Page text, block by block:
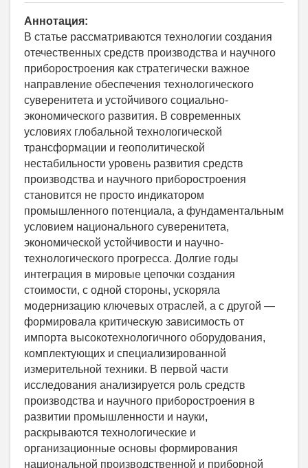
Аннотация:
В статье рассматриваются технологии создания
отечественных средств производства и научного
приборостроения как стратегически важное
направление обеспечения технологического
суверенитета и устойчивого социально-
экономического развития. В современных
условиях глобальной технологической
трансформации и геополитической
нестабильности уровень развития средств
производства и научного приборостроения
становится не просто индикатором
промышленного потенциала, а фундаментальным
условием национального суверенитета,
экономической устойчивости и научно-
технологического прогресса. Долгие годы
интеграция в мировые цепочки создания
стоимости, с одной стороны, ускоряла
модернизацию ключевых отраслей, а с другой —
формировала критическую зависимость от
импорта высокотехнологичного оборудования,
комплектующих и специализированной
измерительной техники. В первой части
исследования анализируется роль средств
производства и научного приборостроения в
развитии промышленности и науки,
раскрываются технологические и
организационные основы формирования
национальной производственной и приборной